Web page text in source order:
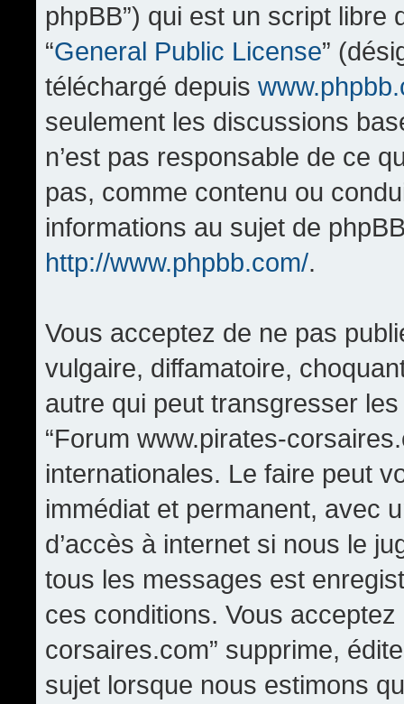
phpBB”) qui est un script
“General Public License”
téléchargé depuis
seulement les discussions
n’est pas responsable de ce
pas, comme contenu ou
informations au sujet de
http://www.phpbb.com/.
Vous acceptez de ne pas
vulgaire, diffamatoire,
autre qui peut transgresser
“Forum www.pirates-
internationales. Le faire peut
immédiat et permanent, avec
d’accès à internet si nous le
tous les messages est
ces conditions. Vous
corsaires.com” supprime,
sujet lorsque nous estimons